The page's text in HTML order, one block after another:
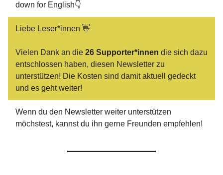
down for English👇
Liebe Leser*innen 👋
Vielen Dank an die 26 Supporter*innen die sich dazu
entschlossen haben, diesen Newsletter zu
unterstützen! Die Kosten sind damit aktuell gedeckt
und es geht weiter!
Wenn du den Newsletter weiter unterstützen
möchstest, kannst du ihn gerne Freunden empfehlen!